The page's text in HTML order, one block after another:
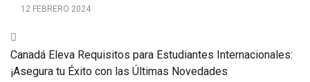
12 FEBRERO 2024
Canadá Eleva Requisitos para Estudiantes Internacionales:
¡Asegura tu Éxito con las Últimas Novedades